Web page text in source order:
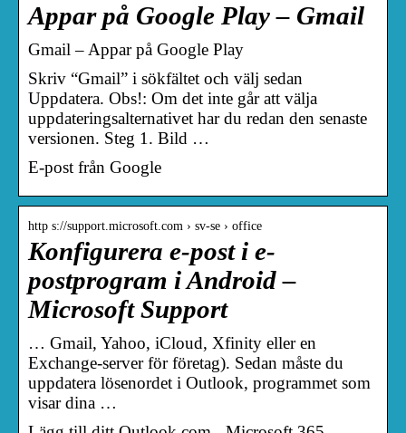
Appar på Google Play – Gmail
Gmail – Appar på Google Play
Skriv “Gmail” i sökfältet och välj sedan
Uppdatera. Obs!: Om det inte går att välja
uppdateringsalternativet har du redan den senaste
versionen. Steg 1. Bild …
E-post från Google
http s://support.microsoft.com › sv-se › office
Konfigurera e-post i e-
postprogram i Android –
Microsoft Support
… Gmail, Yahoo, iCloud, Xfinity eller en
Exchange-server för företag). Sedan måste du
uppdatera lösenordet i Outlook, programmet som
visar dina …